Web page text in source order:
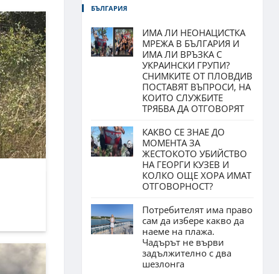
БЪЛГАРИЯ
ИМА ЛИ НЕОНАЦИСТКА
МРЕЖА В БЪЛГАРИЯ И
ИМА ЛИ ВРЪЗКА С
УКРАИНСКИ ГРУПИ?
СНИМКИТЕ ОТ ПЛОВДИВ
ПОСТАВЯТ ВЪПРОСИ, НА
КОИТО СЛУЖБИТЕ
ТРЯБВА ДА ОТГОВОРЯТ
КАКВО СЕ ЗНАЕ ДО
МОМЕНТА ЗА
ЖЕСТОКОТО УБИЙСТВО
НА ГЕОРГИ КУЗЕВ И
КОЛКО ОЩЕ ХОРА ИМАТ
ОТГОВОРНОСТ?
Потребителят има право
сам да избере какво да
наеме на плажа.
Чадърът не върви
задължително с два
шезлонга